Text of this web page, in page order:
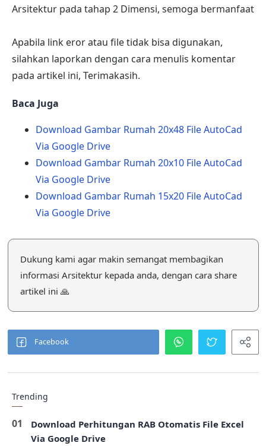
Arsitektur pada tahap 2 Dimensi, semoga bermanfaat
Apabila link eror atau file tidak bisa digunakan,
silahkan laporkan dengan cara menulis komentar
pada artikel ini, Terimakasih.
Baca Juga
Download Gambar Rumah 20x48 File AutoCad
Via Google Drive
Download Gambar Rumah 20x10 File AutoCad
Via Google Drive
Download Gambar Rumah 15x20 File AutoCad
Via Google Drive
Dukung kami agar makin semangat membagikan
informasi Arsitektur kepada anda, dengan cara share
artikel ini 🙏
Trending
Download Perhitungan RAB Otomatis File Excel
Via Google Drive